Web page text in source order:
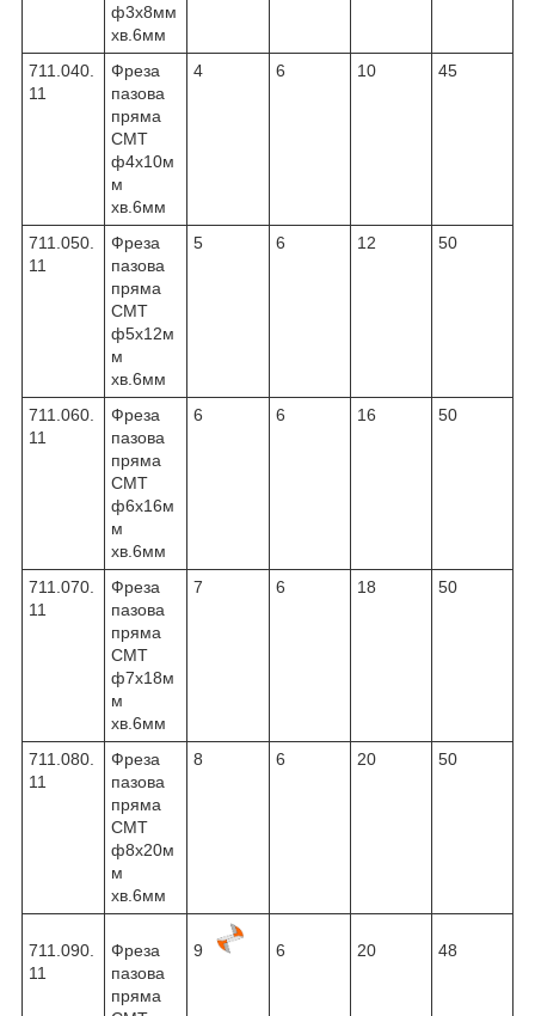
ф3х8мм
хв.6мм
711.040.
11
Фреза
пазова
пряма
CMT
ф4х10м
м
хв.6мм
4 6 10 45
711.050.
11
Фреза
пазова
пряма
CMT
ф5х12м
м
хв.6мм
5 6 12 50
711.060.
11
Фреза
пазова
пряма
CMT
ф6х16м
м
хв.6мм
6 6 16 50
711.070.
11
Фреза
пазова
пряма
CMT
ф7х18м
м
хв.6мм
7 6 18 50
711.080.
11
Фреза
пазова
пряма
CMT
ф8х20м
м
хв.6мм
8 6 20 50
711.090.
11
Фреза
пазова
пряма
9 6 20 48